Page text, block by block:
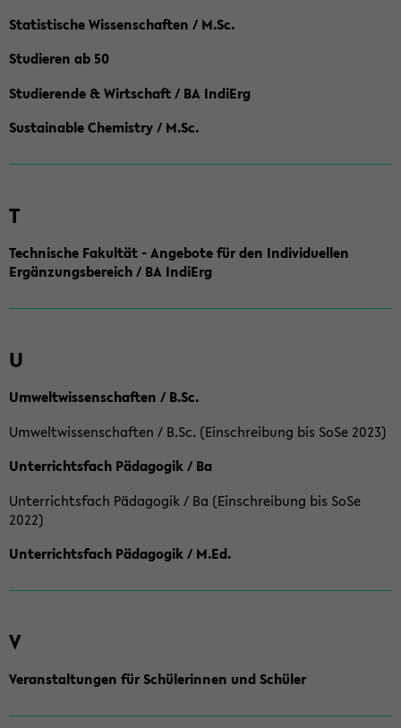
Statistische Wissenschaften / M.Sc.
Studieren ab 50
Studierende & Wirtschaft / BA IndiErg
Sustainable Chemistry / M.Sc.
T
Technische Fakultät - Angebote für den Individuellen
Ergänzungsbereich / BA IndiErg
U
Umweltwissenschaften / B.Sc.
Umweltwissenschaften / B.Sc. (Einschreibung bis SoSe 2023)
Unterrichtsfach Pädagogik / Ba
Unterrichtsfach Pädagogik / Ba (Einschreibung bis SoSe
2022)
Unterrichtsfach Pädagogik / M.Ed.
V
Veranstaltungen für Schülerinnen und Schüler